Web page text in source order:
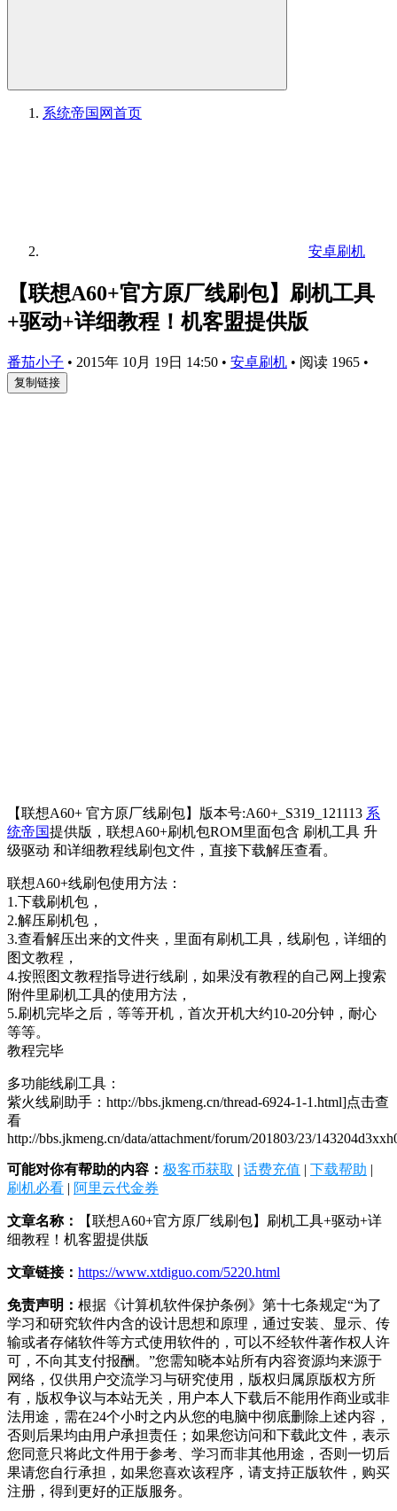
系统帝国网首页
安卓刷机
【联想A60+官方原厂线刷包】刷机工具
+驱动+详细教程！机客盟提供版
番茄小子 • 2015年 10月 19日 14:50 • 安卓刷机 • 阅读 1965 •
复制链接
【联想A60+ 官方原厂线刷包】版本号:A60+_S319_121113 系
统帝国提供版，联想A60+刷机包ROM里面包含 刷机工具 升
级驱动 和详细教程线刷包文件，直接下载解压查看。
联想A60+线刷包使用方法：
1.下载刷机包，
2.解压刷机包，
3.查看解压出来的文件夹，里面有刷机工具，线刷包，详细的
图文教程，
4.按照图文教程指导进行线刷，如果没有教程的自己网上搜索
附件里刷机工具的使用方法，
5.刷机完毕之后，等等开机，首次开机大约10-20分钟，耐心
等等。
教程完毕
多功能线刷工具：
紫火线刷助手：http://bbs.jkmeng.cn/thread-6924-1-1.html]点击查
看
http://bbs.jkmeng.cn/data/attachment/forum/201803/23/
可能对你有帮助的内容： 极客币获取 | 话费充值 | 下载帮助 |
刷机必看 | 阿里云代金券
文章名称：
【联想A60+官方原厂线刷包】刷机工具+驱动+详
细教程！机客盟提供版
文章链接： https://www.xtdiguo.com/5220.html
免责声明： 根据《计算机软件保护条例》第十七条规定“为了
学习和研究软件内含的设计思想和原理，通过安装、显示、传
输或者存储软件等方式使用软件的，可以不经软件著作权人许
可，不向其支付报酬。”您需知晓本站所有内容资源均来源于
网络，仅供用户交流学习与研究使用，版权归属原版权方所
有，版权争议与本站无关，用户本人下载后不能用作商业或非
法用途，需在24个小时之内从您的电脑中彻底删除上述内容，
否则后果均由用户承担责任；如果您访问和下载此文件，表示
您同意只将此文件用于参考、学习而非其他用途，否则一切后
果请您自行承担，如果您喜欢该程序，请支持正版软件，购买
注册，得到更好的正版服务。